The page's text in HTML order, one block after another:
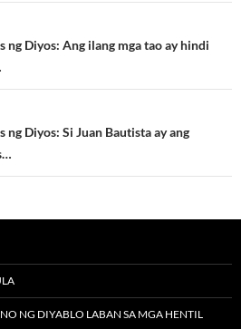
ng Diyos: Ang ilang mga tao ay hindi
ng Diyos: Si Juan Bautista ay ang
NG DIYABLO LABAN SA MGA HENTIL